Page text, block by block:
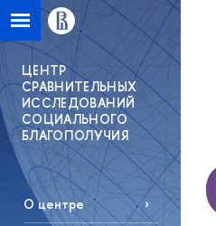
ЦЕНТР
СРАВНИТЕЛЬНЫХ
ИССЛЕДОВАНИЙ
СОЦИАЛЬНОГО
БЛАГОПОЛУЧИЯ
О центре